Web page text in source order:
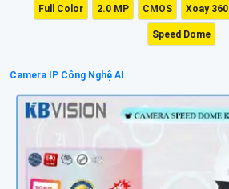
Full Color 2.0 MP CMOS Xoay 360
Speed Dome
Camera IP Công Nghệ AI